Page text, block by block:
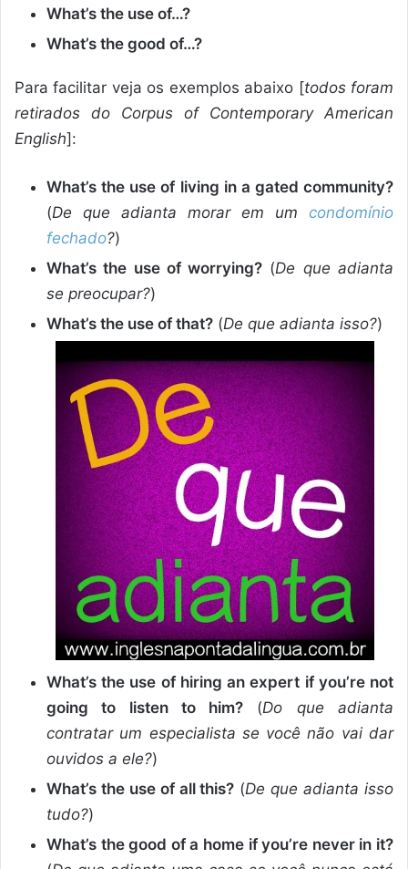
What’s the use of…?
What’s the good of…?
Para facilitar veja os exemplos abaixo [todos foram
retirados do Corpus of Contemporary American
English]:
What’s the use of living in a gated community?
(De que adianta morar em um condomínio
fechado?)
What’s the use of worrying? (De que adianta
se preocupar?)
What’s the use of that? (De que adianta isso?)
What’s the use of hiring an expert if you’re not
going to listen to him? (Do que adianta
contratar um especialista se você não vai dar
ouvidos a ele?)
What’s the use of all this? (De que adianta isso
tudo?)
What’s the good of a home if you’re never in it?